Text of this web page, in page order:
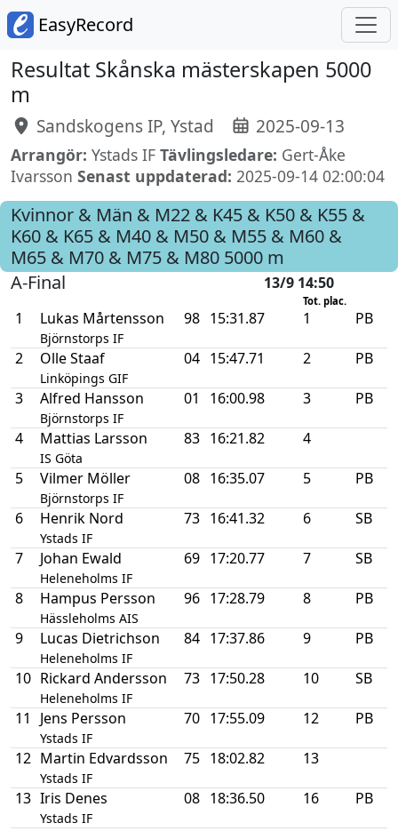
EasyRecord
Resultat Skånska mästerskapen 5000
m
Sandskogens IP, Ystad 2025-09-13
Arrangör: Ystads IF Tävlingsledare: Gert-Åke
Ivarsson Senast uppdaterad: 2025-09-14 02:00:04
Kvinnor & Män & M22 & K45 & K50 & K55 &
K60 & K65 & M40 & M50 & M55 & M60 &
M65 & M70 & M75 & M80 5000 m
A-Final
13/9 14:50
Tot. plac.
1 Lukas Mårtensson
Björnstorps IF
98 15:31.87 1 PB
2 Olle Staaf
Linköpings GIF
04 15:47.71 2 PB
3 Alfred Hansson
Björnstorps IF
01 16:00.98 3 PB
4 Mattias Larsson
IS Göta
83 16:21.82 4
5 Vilmer Möller
Björnstorps IF
08 16:35.07 5 PB
6 Henrik Nord
Ystads IF
73 16:41.32 6 SB
7 Johan Ewald
Heleneholms IF
69 17:20.77 7 SB
8 Hampus Persson
Hässleholms AIS
96 17:28.79 8 PB
9 Lucas Dietrichson
Heleneholms IF
84 17:37.86 9 PB
10 Rickard Andersson
Heleneholms IF
73 17:50.28 10 SB
11 Jens Persson
Ystads IF
70 17:55.09 12 PB
12 Martin Edvardsson
Ystads IF
75 18:02.82 13
13 Iris Denes
Ystads IF
08 18:36.50 16 PB